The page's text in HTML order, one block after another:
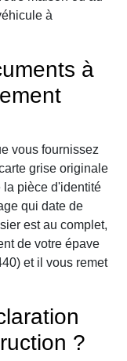
à
à
vous fournissez
grise originale
la pièce d'identité
qui date de
est au complet,
de votre épave
et il vous remet
?